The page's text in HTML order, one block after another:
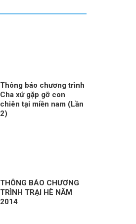
Thông báo chương trình
Cha xứ gặp gỡ con
chiên tại miền nam (Lần
2)
THÔNG BÁO CHƯƠNG
TRÌNH TRẠI HÈ NĂM
2014